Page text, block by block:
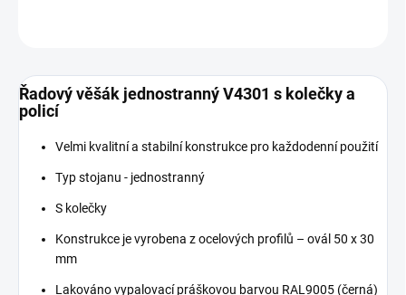
Řadový věšák jednostranný V4301 s kolečky a
policí
Velmi kvalitní a stabilní konstrukce pro každodenní použití
Typ stojanu - jednostranný
S kolečky
Konstrukce je vyrobena z ocelových profilů – ovál 50 x 30
mm
Lakováno vypalovací práškovou barvou RAL9005 (černá)